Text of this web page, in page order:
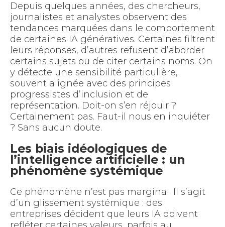
Depuis quelques années, des chercheurs,
journalistes et analystes observent des
tendances marquées dans le comportement
de certaines IA génératives. Certaines filtrent
leurs réponses, d’autres refusent d’aborder
certains sujets ou de citer certains noms. On
y détecte une sensibilité particulière,
souvent alignée avec des principes
progressistes d’inclusion et de
représentation. Doit-on s’en réjouir ?
Certainement pas. Faut-il nous en inquiéter
? Sans aucun doute.
Les biais idéologiques de
l’intelligence artificielle : un
phénomène systémique
Ce phénomène n’est pas marginal. Il s’agit
d’un glissement systémique : des
entreprises décident que leurs IA doivent